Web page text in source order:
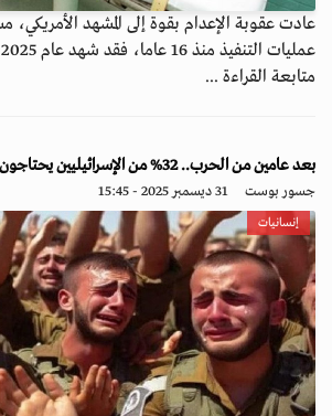
عادت عقوبة الإعدام بقوة إلى المشهد
عمليات التنفيذ منذ 16 عاما، فقد شهد عام 2025 تنفيذ 47 عمل...
متابعة القراءة ...
بعد عامين من الحرب.. 32% من الإسرائيليين يحتاجون إلى علاج نفسي
جسور بوست 31 ديسمبر 2025 - 15:45
إنسانيات